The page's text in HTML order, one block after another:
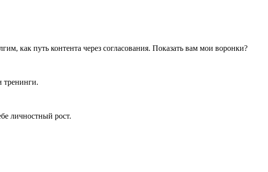
как путь контента через согласования. Показать вам мои воронки?
тренинги.
личностный рост.